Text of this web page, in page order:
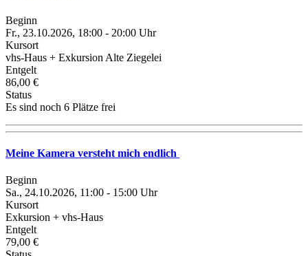
Beginn
Fr., 23.10.2026, 18:00 - 20:00 Uhr
Kursort
vhs-Haus + Exkursion Alte Ziegelei
Entgelt
86,00 €
Status
Es sind noch 6 Plätze frei
Meine Kamera versteht mich endlich
Beginn
Sa., 24.10.2026, 11:00 - 15:00 Uhr
Kursort
Exkursion + vhs-Haus
Entgelt
79,00 €